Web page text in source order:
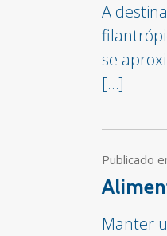
A
se
[…]
Publicado
Manter